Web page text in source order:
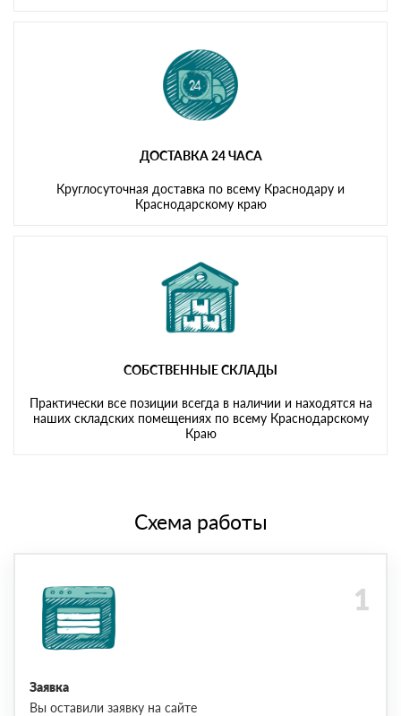
ДОСТАВКА 24 ЧАСА
Круглосуточная доставка по всему Краснодару и
Краснодарскому краю
СОБСТВЕННЫЕ СКЛАДЫ
Практически все позиции всегда в наличии и находятся на
наших складских помещениях по всему Краснодарскому
Краю
Схема работы
Заявка
Вы оставили заявку на сайте